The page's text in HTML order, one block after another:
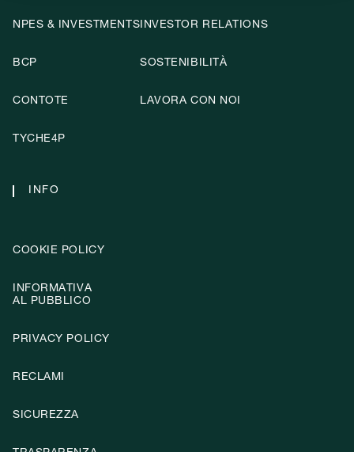
NPES & INVESTMENTS
BCP
CONTOTE
TYCHE4P
INVESTOR RELATIONS
SOSTENIBILITÀ
LAVORA CON NOI
INFO
COOKIE POLICY
INFORMATIVA
AL PUBBLICO
PRIVACY POLICY
RECLAMI
SICUREZZA